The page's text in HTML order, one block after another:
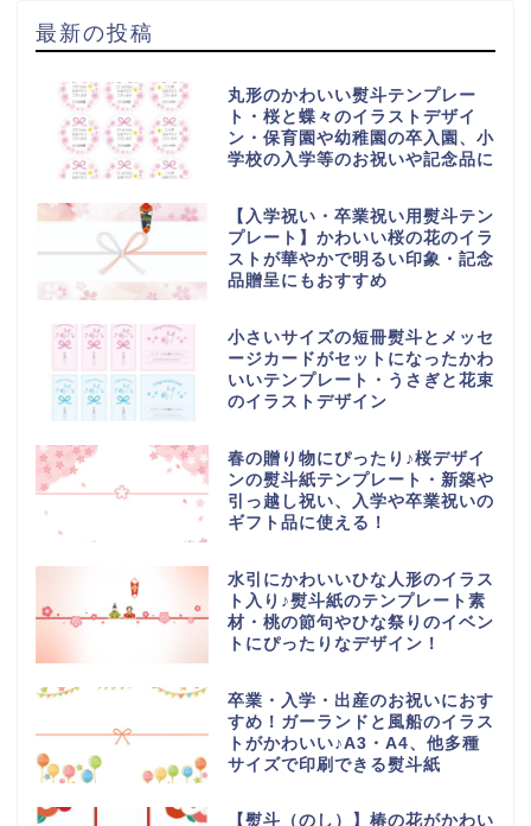
最新の投稿
丸形のかわいい熨斗テンプレー
ト・桜と蝶々のイラストデザイ
ン・保育園や幼稚園の卒入園、小
学校の入学等のお祝いや記念品に
【入学祝い・卒業祝い用熨斗テン
プレート】かわいい桜の花のイラ
ストが華やかで明るい印象・記念
品贈呈にもおすすめ
小さいサイズの短冊熨斗とメッセ
ージカードがセットになったかわ
いいテンプレート・うさぎと花束
のイラストデザイン
春の贈り物にぴったり♪桜デザイ
ンの熨斗紙テンプレート・新築や
引っ越し祝い、入学や卒業祝いの
ギフト品に使える！
水引にかわいいひな人形のイラス
ト入り♪熨斗紙のテンプレート素
材・桃の節句やひな祭りのイベン
トにぴったりなデザイン！
卒業・入学・出産のお祝いにおす
すめ！ガーランドと風船のイラス
トがかわいい♪A3・A4、他多種
サイズで印刷できる熨斗紙
【熨斗（のし）】椿の花がかわい